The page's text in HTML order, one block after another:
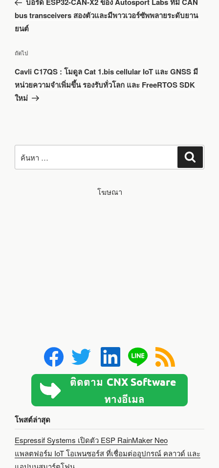
bus transceivers สองตัวและมีพาวเวอร์ซัพพลายระดับยาน
ยนต์
เรื่อง
ไป
ถัดไป
Cavli C17QS : โมดูล Cat 1.bis cellular IoT และ GNSS มี
หน่วยความจำเพิ่มขึ้น รองรับทั่วโลก และ FreeRTOS SDK
ใหม่
ค้นหา:
โฆษณา
โพสต์ล่าสุด
Espressif Systems เปิดตัว ESP RainMaker Neo
แพลตฟอร์ม IoT โอเพนซอร์ส ที่เชื่อมต่ออุปกรณ์ คลาวด์ และ